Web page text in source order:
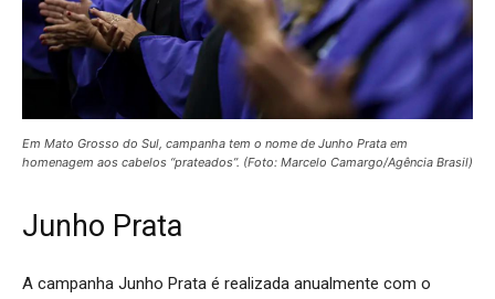
Em Mato Grosso do Sul, campanha tem o nome de Junho Prata em
homenagem aos cabelos “prateados”. (Foto: Marcelo Camargo/Agência Brasil)
Junho Prata
A campanha Junho Prata é realizada anualmente com o